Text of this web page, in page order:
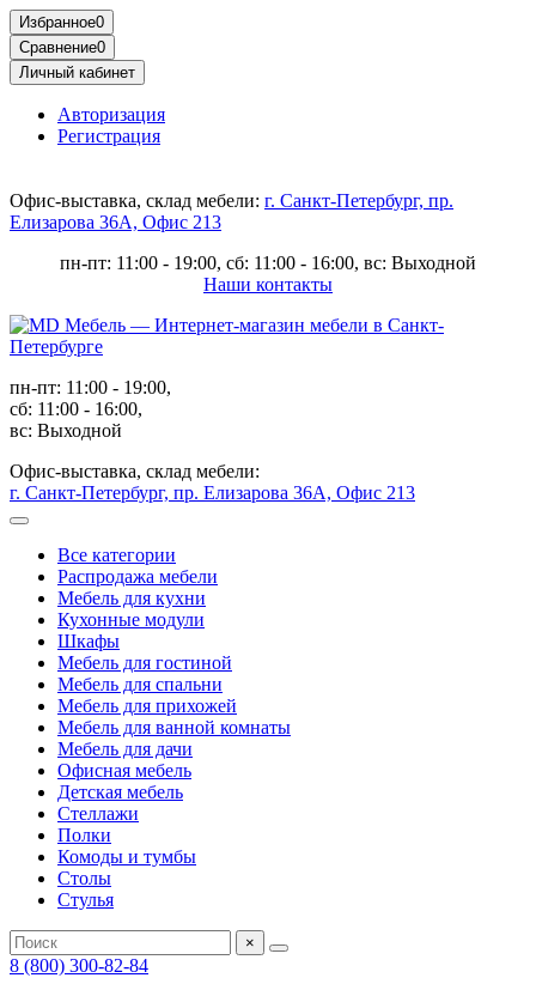
Избранное0
Сравнение0
Личный кабинет
Авторизация
Регистрация
Офис-выставка, склад мебели: г. Санкт-Петербург, пр.
Елизарова 36А, Офис 213
пн-пт: 11:00 - 19:00, сб: 11:00 - 16:00, вс: Выходной
Наши контакты
пн-пт: 11:00 - 19:00,
сб: 11:00 - 16:00,
вс: Выходной
Офис-выставка, склад мебели:
г. Санкт-Петербург, пр. Елизарова 36А, Офис 213
Все категории
Распродажа мебели
Мебель для кухни
Кухонные модули
Шкафы
Мебель для гостиной
Мебель для спальни
Мебель для прихожей
Мебель для ванной комнаты
Мебель для дачи
Офисная мебель
Детская мебель
Стеллажи
Полки
Комоды и тумбы
Столы
Стулья
×
8 (800) 300-82-84